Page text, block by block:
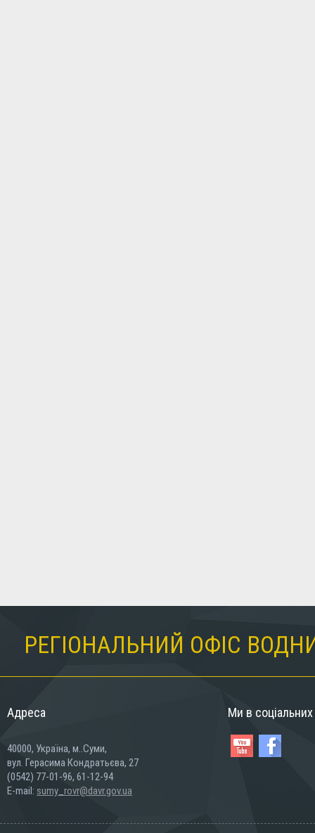
РЕГІОНАЛЬНИЙ ОФІС
Адреса
40000, Україна, м..Суми,
вул. Герасима Кондратьєва, 27
(0542) 77-01-96, 61-12-94
E-mail: sumy_rovr@davr.gov.ua
Ми в